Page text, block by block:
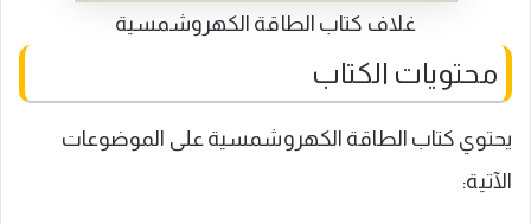
غلاف كتاب الطاقة الكهروشمسية
محتويات الكتاب
يحتوي كتاب الطاقة الكهروشمسية على الموضوعات
الآتية: